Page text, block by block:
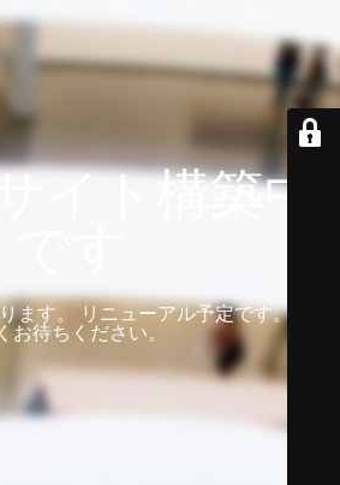
イト構築中
ます。 リニューアル予定です。 しば
お待ちください。